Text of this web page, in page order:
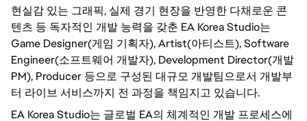
현실감 있는 그래픽, 실제 경기 현장을 반영한 다채로운 콘
텐츠 등 독자적인 개발 능력을 갖춘 EA Korea Studio는
Game Designer(게임 기획자), Artist(아티스트), Software
Engineer(소프트웨어 개발자), Development Director(개발
PM), Producer 등으로 구성된 대규모 개발팀으로서 개발부
터 라이브 서비스까지 전 과정을 책임지고 있습니다.
EA Korea Studio는 글로벌 EA의 체계적인 개발 프로세스에